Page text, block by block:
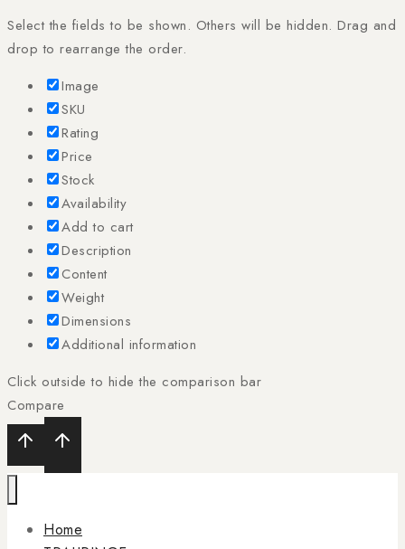
Select the fields to be shown. Others will be hidden. Drag and
drop to rearrange the order.
Image
SKU
Rating
Price
Stock
Availability
Add to cart
Description
Content
Weight
Dimensions
Additional information
Click outside to hide the comparison bar
Compare
Home